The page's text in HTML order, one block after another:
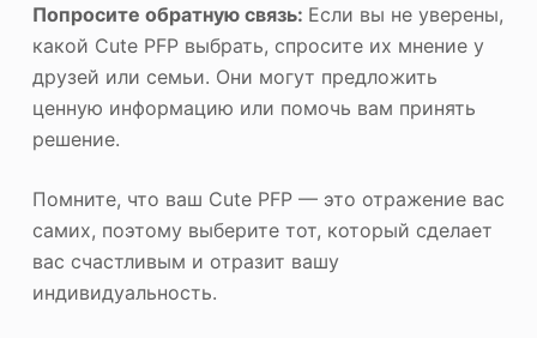
Попросите обратную связь: Если вы не уверены,
какой Cute PFP выбрать, спросите их мнение у
друзей или семьи. Они могут предложить
ценную информацию или помочь вам принять
решение.
Помните, что ваш Cute PFP — это отражение вас
самих, поэтому выберите тот, который сделает
вас счастливым и отразит вашу
индивидуальность.